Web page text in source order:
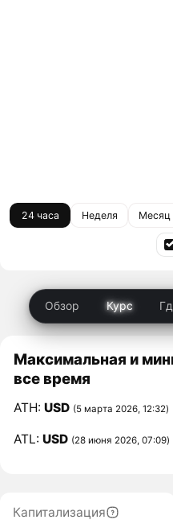
24 часа Неделя Месяц
Обзор Курс
Максимальная и
все время
ATH:USD (5 марта 2026, 12:32)
ATL:USD (28 июня 2026, 07:09)
Капитализация